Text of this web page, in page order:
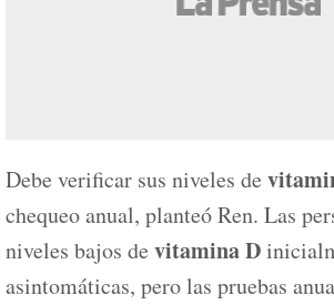
Debe verificar sus niveles de
chequeo anual, planteó Ren. Las
niveles bajos de vitamina D
asintomáticas, pero las pruebas